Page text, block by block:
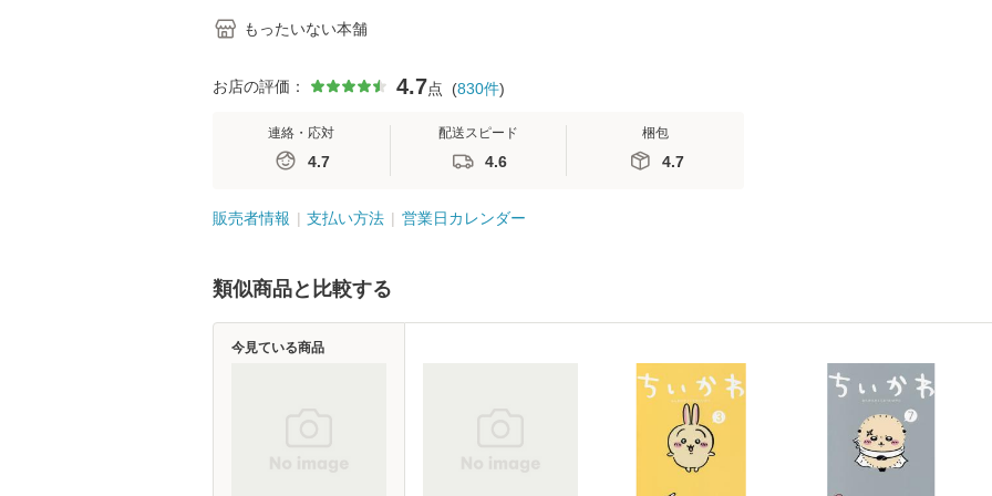
もったいない本舗
お店の評価： 4.7点 (830件)
連絡・応対
4.7
配送スピード
4.6
梱包
4.7
販売者情報 支払い方法 営業日カレンダー
類似商品と比較する
今見ている商品